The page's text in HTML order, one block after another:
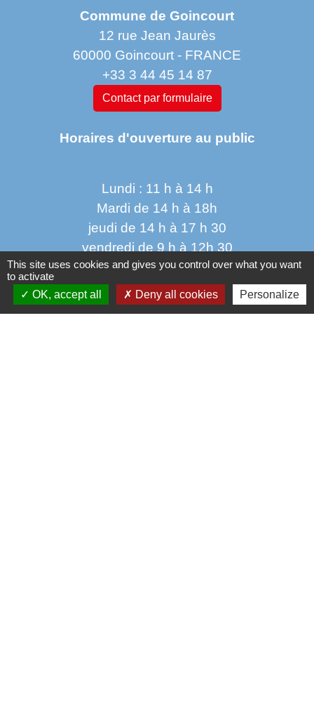
Commune de Goincourt
12 rue Jean Jaurès
60000 Goincourt - FRANCE
+33 3 44 45 14 87
Contact par formulaire
Horaires d'ouverture au public
Lundi : 11 h à 14 h
Mardi de 14 h à 18h
jeudi de 14 h à 17 h 30
vendredi de 9 h à 12h 30
This site uses cookies and gives you control over what you want
to activate
OK, accept all
Deny all cookies Personalize